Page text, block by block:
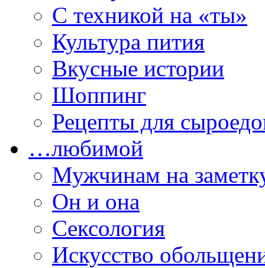
С техникой на «ты»
Культура пития
Вкусные истории
Шоппинг
Рецепты для
…любимой
Мужчинам на
Он и она
Сексология
Искусство